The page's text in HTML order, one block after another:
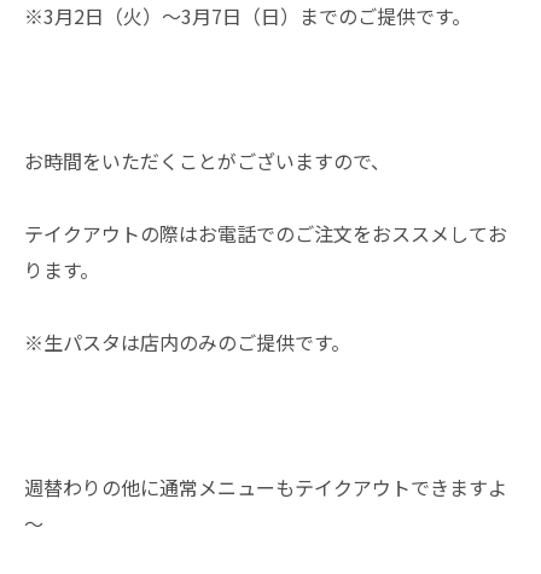
※3月2日（火）～3月7日（日）までのご提供です。
お時間をいただくことがございますので、
テイクアウトの際はお電話でのご注文をおススメしてお
ります。
※生パスタは店内のみのご提供です。
週替わりの他に通常メニューもテイクアウトできますよ
～